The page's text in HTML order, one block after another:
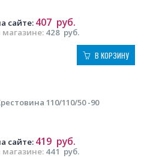
магазине: 428 руб.
сайте: 407 руб.
В КОРЗИНУ
110/110/50 -90
магазине: 441 руб.
сайте: 419 руб.